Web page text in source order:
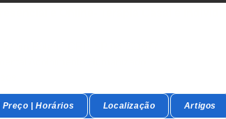
Botari - CRP-SP 06-121677
Preço | Horários Localização Artigos